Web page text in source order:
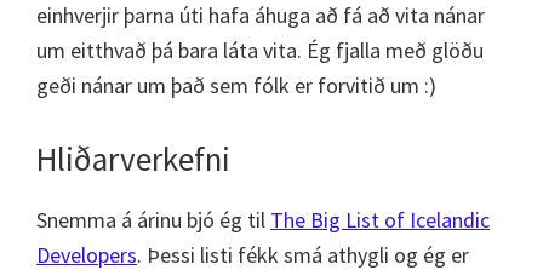
einhverjir þarna úti hafa áhuga að fá að vita nánar
um eitthvað þá bara láta vita. Ég fjalla með glöðu
geði nánar um það sem fólk er forvitið um :)
Hliðarverkefni
Snemma á árinu bjó ég til The Big List of Icelandic
Developers. Þessi listi fékk smá athygli og ég er